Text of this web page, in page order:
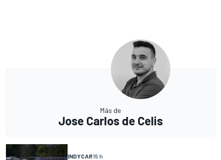
Más de
Jose Carlos de Celis
INDYCAR15 h